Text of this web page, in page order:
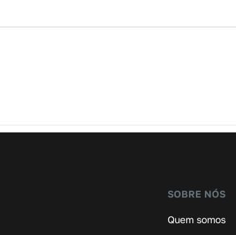
SOBRE NÓS
Quem somos